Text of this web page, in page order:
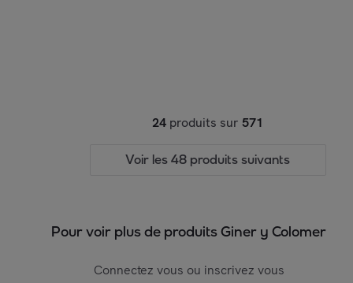
24 produits sur 571
Voir les 48 produits suivants
Pour voir plus de produits Giner y Colomer
Connectez vous ou inscrivez vous